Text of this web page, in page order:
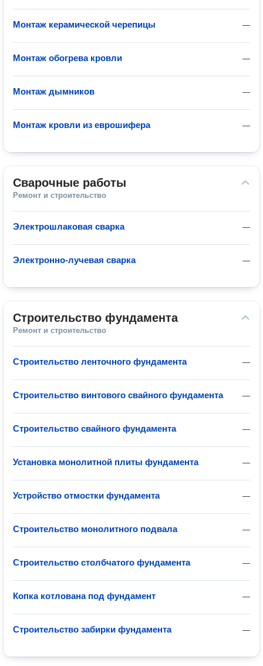
—
Монтаж керамической черепицы
—
Монтаж обогрева кровли
—
Монтаж дымников
—
Монтаж кровли из еврошифера
Сварочные работы
Ремонт и строительство
—
Электрошлаковая сварка
—
Электронно-лучевая сварка
Строительство фундамента
Ремонт и строительство
—
Строительство ленточного фундамента
—
Строительство винтового свайного фундамента
—
Строительство свайного фундамента
—
Установка монолитной плиты фундамента
—
Устройство отмостки фундамента
—
Строительство монолитного подвала
—
Строительство столбчатого фундамента
—
Копка котлована под фундамент
—
Строительство забирки фундамента